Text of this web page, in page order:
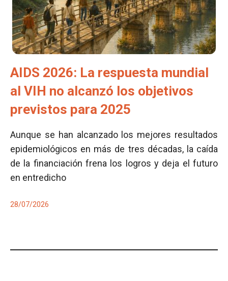
AIDS 2026: La respuesta mundial
al VIH no alcanzó los objetivos
previstos para 2025
Aunque se han alcanzado los mejores resultados
epidemiológicos en más de tres décadas, la caída
de la financiación frena los logros y deja el futuro
en entredicho
28/07/2026